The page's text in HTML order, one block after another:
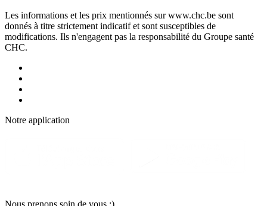
Les informations et les prix mentionnés sur www.chc.be sont
donnés à titre strictement indicatif et sont susceptibles de
modifications. Ils n'engagent pas la responsabilité du Groupe santé
CHC.
Notre application